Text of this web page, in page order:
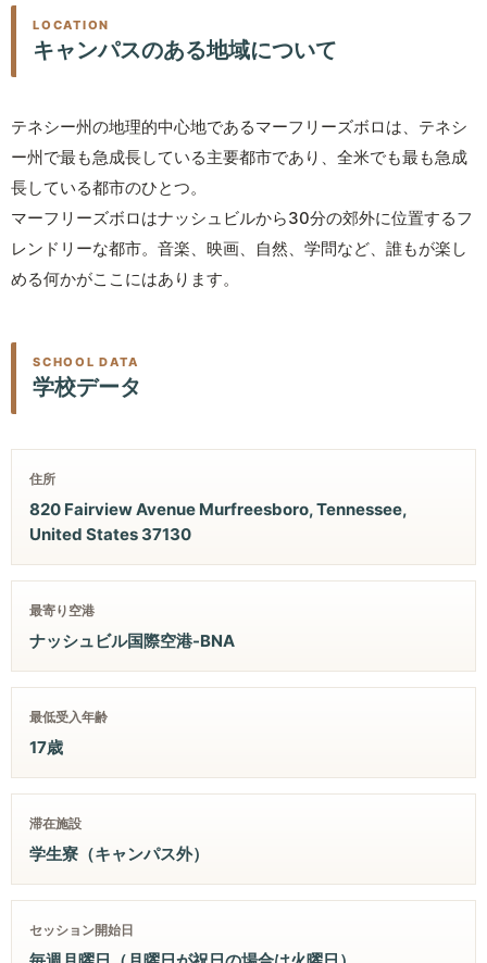
LOCATION
キャンパスのある地域について
テネシー州の地理的中心地であるマーフリーズボロは、テネシ
ー州で最も急成長している主要都市であり、全米でも最も急成
長している都市のひとつ。
マーフリーズボロはナッシュビルから30分の郊外に位置するフ
レンドリーな都市。音楽、映画、自然、学問など、誰もが楽し
める何かがここにはあります。
SCHOOL DATA
学校データ
住所
820 Fairview Avenue Murfreesboro, Tennessee,
United States 37130
最寄り空港
ナッシュビル国際空港-BNA
最低受入年齢
17歳
滞在施設
学生寮（キャンパス外）
セッション開始日